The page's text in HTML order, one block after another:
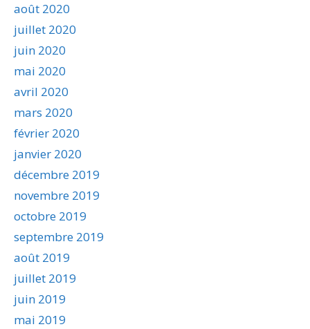
août 2020
juillet 2020
juin 2020
mai 2020
avril 2020
mars 2020
février 2020
janvier 2020
décembre 2019
novembre 2019
octobre 2019
septembre 2019
août 2019
juillet 2019
juin 2019
mai 2019